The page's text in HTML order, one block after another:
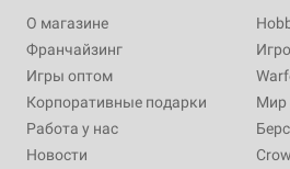
О магазине
Франчайзинг
Игры оптом
Корпоративные подарки
Работа у нас
Новости
Мир